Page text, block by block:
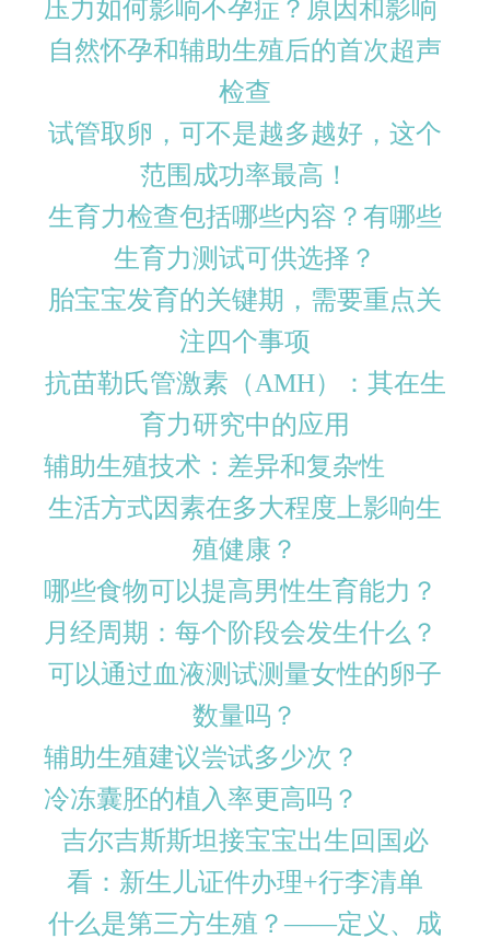
压力如何影响不孕症？原因和影响
自然怀孕和辅助生殖后的首次超声
检查
试管取卵，可不是越多越好，这个
范围成功率最高！
生育力检查包括哪些内容？有哪些
生育力测试可供选择？
胎宝宝发育的关键期，需要重点关
注四个事项
抗苗勒氏管激素（AMH）：其在生
育力研究中的应用
辅助生殖技术：差异和复杂性
生活方式因素在多大程度上影响生
殖健康？
哪些食物可以提高男性生育能力？
月经周期：每个阶段会发生什么？
可以通过血液测试测量女性的卵子
数量吗？
辅助生殖建议尝试多少次？
冷冻囊胚的植入率更高吗？
吉尔吉斯斯坦接宝宝出生回国必
看：新生儿证件办理+行李清单
什么是第三方生殖？——定义、成